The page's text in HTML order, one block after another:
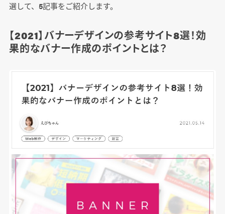
選して、5記事をご紹介します。
【2021】バナーデザインの参考サイト8選！効
果的なバナー作成のポイントとは？